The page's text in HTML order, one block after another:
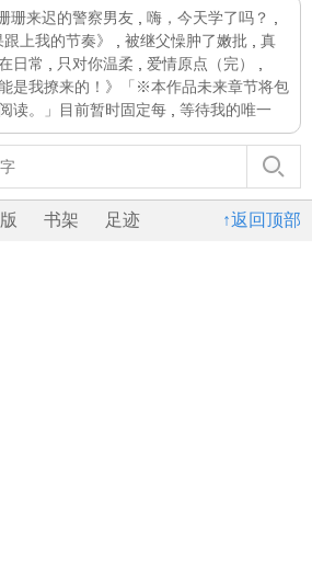
珊来迟的警察男友 嗨，今天学了吗？
跟上我的节奏》 被继父懆肿了嫩批
真
日常 只对你温柔 爱情原点（完）
是我撩来的！》「※本作品未来章节将包
读。」目前暂时固定每
等待我的唯一
↑返回顶部
书架 足迹